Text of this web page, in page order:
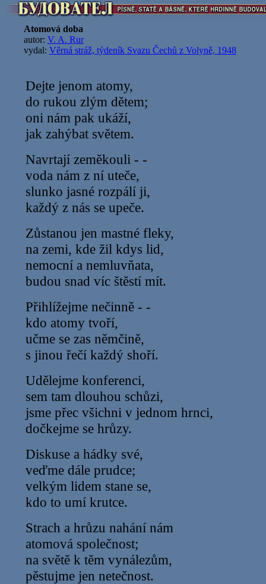
Atomová doba
autor: V. A. Rur
vydal: Věrná stráž, týdeník Svazu Čechů z Volyně, 1948
Dejte jenom atomy,
do rukou zlým dětem;
oni nám pak ukáží,
jak zahýbat světem.
Navrtají zeměkouli - -
voda nám z ní uteče,
slunko jasné rozpálí ji,
každý z nás se upeče.
Zůstanou jen mastné fleky,
na zemi, kde žil kdys lid,
nemocní a nemluvňata,
budou snad víc štěstí mít.
Přihlížejme nečinně - -
kdo atomy tvoří,
učme se zas němčině,
s jinou řečí každý shoří.
Udělejme konferenci,
sem tam dlouhou schůzi,
jsme přec všichni v jednom hrnci,
dočkejme se hrůzy.
Diskuse a hádky své,
veďme dále prudce;
velkým lidem stane se,
kdo to umí krutce.
Strach a hrůzu nahání nám
atomová společnost;
na světě k těm vynálezům,
pěstujme jen netečnost.